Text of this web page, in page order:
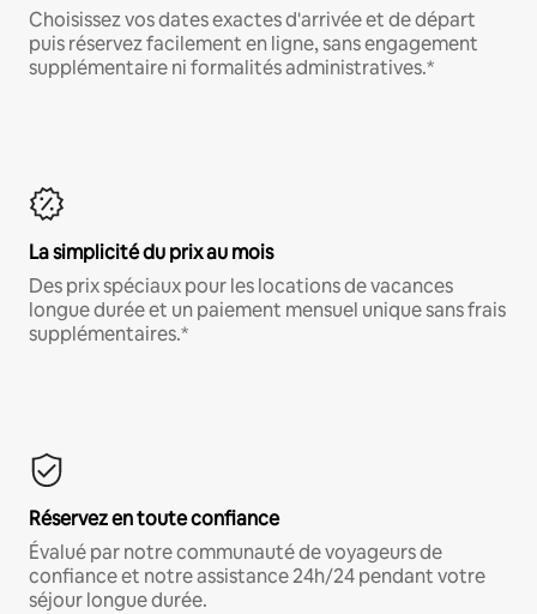
Choisissez vos dates exactes d'arrivée et de départ
puis réservez facilement en ligne, sans engagement
supplémentaire ni formalités administratives.*
La simplicité du prix au mois
Des prix spéciaux pour les locations de vacances
longue durée et un paiement mensuel unique sans frais
supplémentaires.*
Réservez en toute confiance
Évalué par notre communauté de voyageurs de
confiance et notre assistance 24h/24 pendant votre
séjour longue durée.